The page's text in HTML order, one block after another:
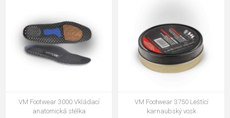
VM Footwear 3900 Čistící houba
39,00 Kč
VM Footwear 3950 Obouvací lžíce
VM Footwear 3009 Vkládací
VM Footwear 3000 Vkládací
anatomická stélka
VM Footwear 3750 Leštící
karnaubský vosk